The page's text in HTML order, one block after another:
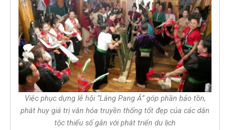
Việc phục dựng lễ hội “Láng Pang Ả” góp phần bảo tồn,
phát huy giá trị văn hóa truyền thống tốt đẹp của các dân
tộc thiểu số gắn với phát triển du lịch